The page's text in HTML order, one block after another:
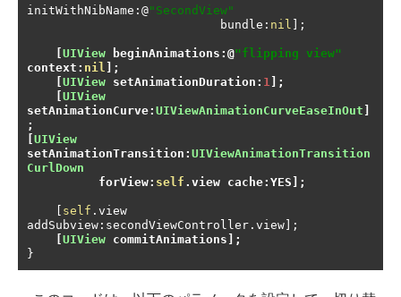
initWithNibName :@"SecondView"
                           bundle
: nil ];
UIView beginAnimations :@"flipping view"
context : nil ];
UIView setAnimationDuration : 1 ];
UIView
setAnimationCurve: UIViewAnimationCurveEaseInOut
;
UIView
setAnimationTransition : UIViewAnimationTransition
CurlDown
          forView
: self . view cache: YES ];
self . view
addSubview : secondViewController . view ];
UIView commitAnimations ];
}